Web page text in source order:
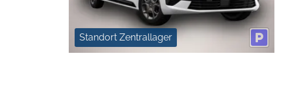
Standort Zentrallager